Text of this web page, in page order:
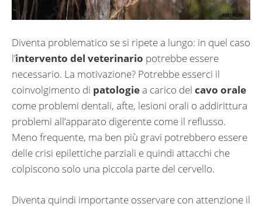
Diventa problematico se si ripete a lungo: in quel caso
l’intervento del veterinario potrebbe essere
necessario. La motivazione? Potrebbe esserci il
coinvolgimento di patologiea carico del cavo orale
come problemi dentali, afte, lesioni orali o addirittura
problemi all’apparato digerente come il reflusso.
Meno frequente, ma ben più gravi potrebbero essere
delle crisi epilettiche parziali e quindi attacchi che
colpiscono solo una piccola parte del cervello.
Diventa quindi importante osservare con attenzione il